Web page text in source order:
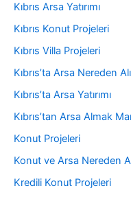
Kıbrıs Arsa Yatırımı
Kıbrıs Konut Projeleri
Kıbrıs Villa Projeleri
Kıbrıs’ta Arsa Nereden
Kıbrıs’ta Arsa Yatırımı
Kıbrıs’tan Arsa Almak
Konut Projeleri
Konut ve Arsa Nereden
Kredili Konut Projeleri